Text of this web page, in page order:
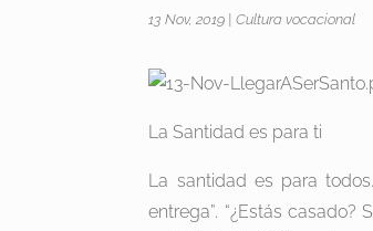
13 Nov, 2019 |Cultura vocacional
La Santidad es para ti
La santidad es para
entrega”. “¿Estás